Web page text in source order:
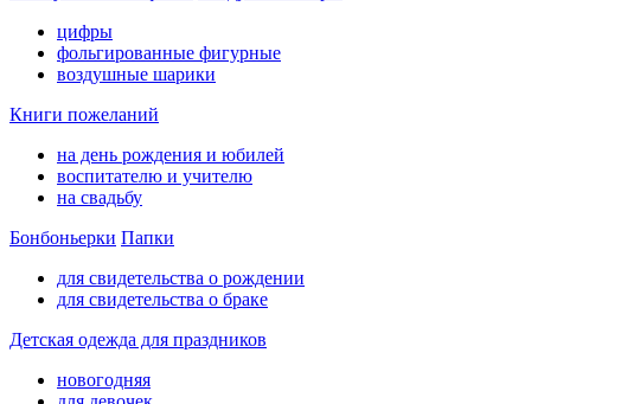
цифры
фольгированные фигурные
воздушные шарики
Книги пожеланий
на день рождения и юбилей
воспитателю и учителю
на свадьбу
Бонбоньерки Папки
для свидетельства о рождении
для свидетельства о браке
Детская одежда для праздников
новогодняя